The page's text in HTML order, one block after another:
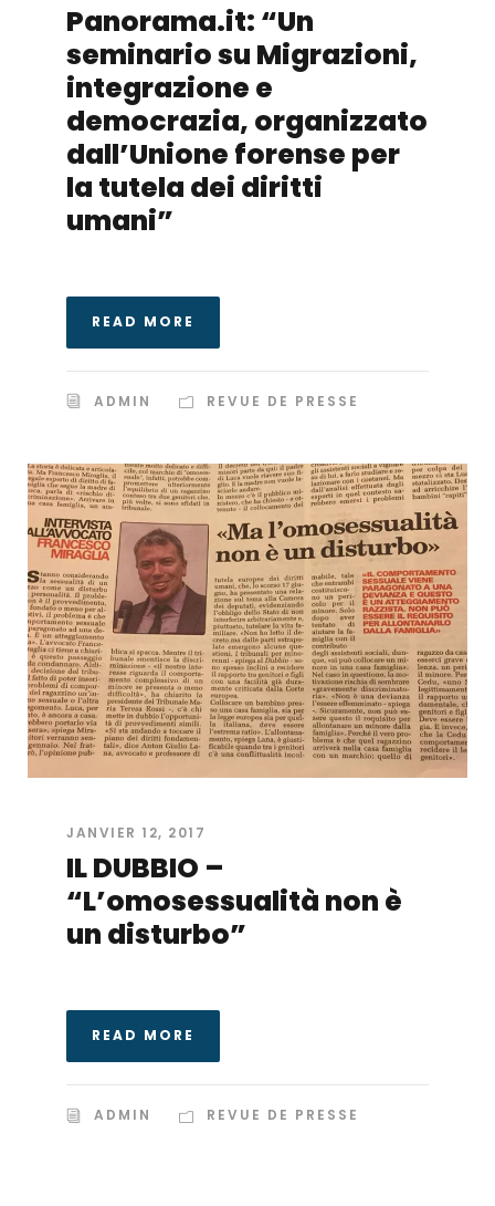
Panorama.it: “Un
seminario su Migrazioni,
integrazione e
democrazia, organizzato
dall’Unione forense per
la tutela dei diritti
umani”
READ MORE
ADMIN REVUE DE PRESSE
JANVIER 12, 2017
IL DUBBIO –
“L’omosessualità non è
un disturbo”
READ MORE
ADMIN REVUE DE PRESSE